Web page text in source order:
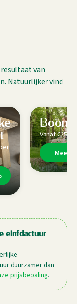
van
Natuurlijker vind
Vanaf €250
Meer
einfdactuur
duurzamer dan
prijsbepaling.